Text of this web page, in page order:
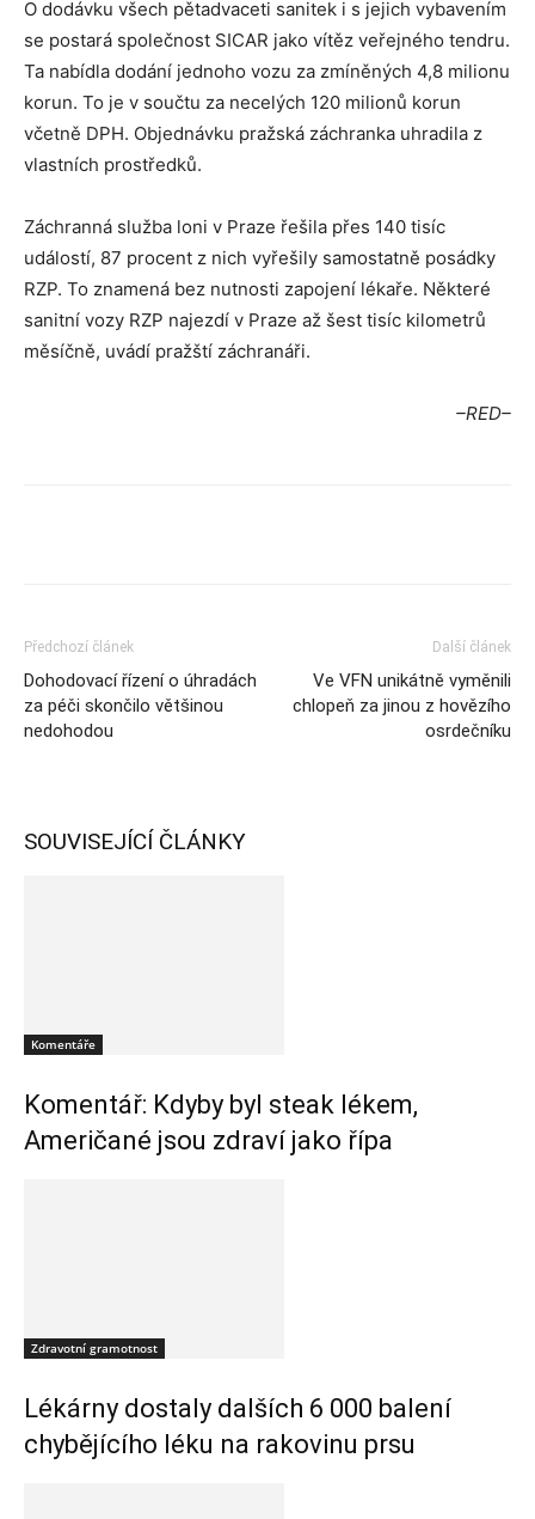
O dodávku všech pětadvaceti sanitek i s jejich vybavením
se postará společnost SICAR jako vítěz veřejného tendru.
Ta nabídla dodání jednoho vozu za zmíněných 4,8 milionu
korun. To je v součtu za necelých 120 milionů korun
včetně DPH. Objednávku pražská záchranka uhradila z
vlastních prostředků.
Záchranná služba loni v Praze řešila přes 140 tisíc
událostí, 87 procent z nich vyřešily samostatně posádky
RZP. To znamená bez nutnosti zapojení lékaře. Některé
sanitní vozy RZP najezdí v Praze až šest tisíc kilometrů
měsíčně, uvádí pražští záchranáři.
–RED–
Předchozí článek
Dohodovací řízení o úhradách
za péči skončilo většinou
nedohodou
Další článek
Ve VFN unikátně vyměnili
chlopeň za jinou z hovězího
osrdečníku
SOUVISEJÍCÍ ČLÁNKY
Komentáře
Komentář: Kdyby byl steak lékem,
Američané jsou zdraví jako řípa
Zdravotní gramotnost
Lékárny dostaly dalších 6 000 balení
chybějícího léku na rakovinu prsu